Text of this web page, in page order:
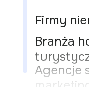
Firmy
Branża
Agencje